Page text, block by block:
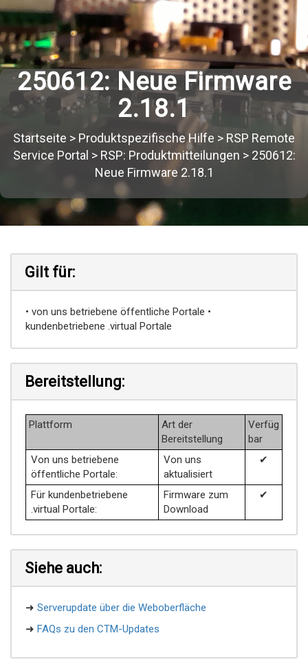
250612: Neue Firmware
2.18.1
Startseite > Produktspezifische Hilfe > RSP Remote
Service Portal > RSP: Produktmitteilungen > 250612:
Neue Firmware 2.18.1
Gilt für:
• von uns betriebene öffentliche Portale •
kundenbetriebene .virtual Portale
Bereitstellung:
Plattform
Art der
Bereitstellung
Verfüg
bar
Von uns betriebene
öffentliche Portale:
Von uns
aktualisiert
✔
Für kundenbetriebene
.virtual Portale:
Firmware zum
Download
✔
Siehe auch:
➜ Serverupdate über die Weboberfläche
➜ FAQs zu den CTM-Updates